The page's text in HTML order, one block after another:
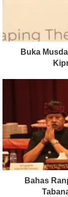
Buka
Bahas